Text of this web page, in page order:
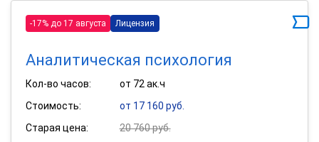
-17% до 17 августа Лицензия
Аналитическая психология
Кол-во часов:
от 72 ак.ч
Стоимость:
от 17 160 руб.
Старая цена:
20 760 руб.